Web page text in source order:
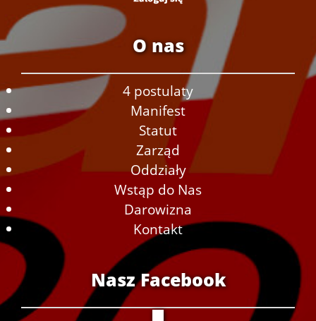
O nas
4 postulaty
Manifest
Statut
Zarząd
Oddziały
Wstąp do Nas
Darowizna
Kontakt
Nasz Facebook